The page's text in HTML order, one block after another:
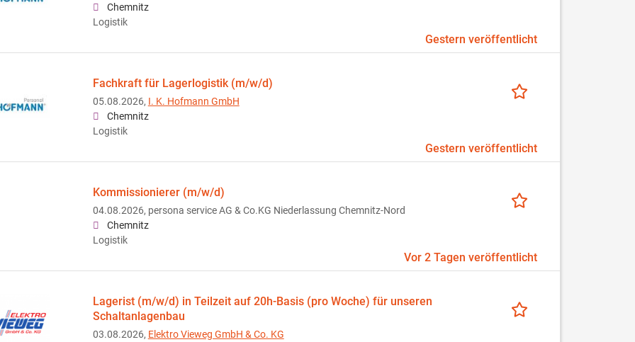
Chemnitz
Logistik
Gestern veröffentlicht
Fachkraft für Lagerlogistik (m/w/d)
05.08.2026, I. K. Hofmann GmbH
Chemnitz
Logistik
Gestern veröffentlicht
Kommissionierer (m/w/d)
04.08.2026, persona service AG & Co.KG Niederlassung Chemnitz-Nord
Chemnitz
Logistik
Vor 2 Tagen veröffentlicht
Lagerist (m/w/d) in Teilzeit auf 20h-Basis (pro Woche) für unseren
Schaltanlagenbau
03.08.2026, Elektro Vieweg GmbH & Co. KG